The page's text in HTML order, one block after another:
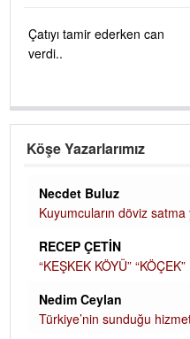
Çatıyı tamir ederken can
verdi..
Köşe Yazarlarımız
Necdet Buluz
Kuyumcuların döviz
RECEP ÇETİN
“KEŞKEK KÖYÜ”
Nedim Ceylan
Türkiye’nin sunduğu